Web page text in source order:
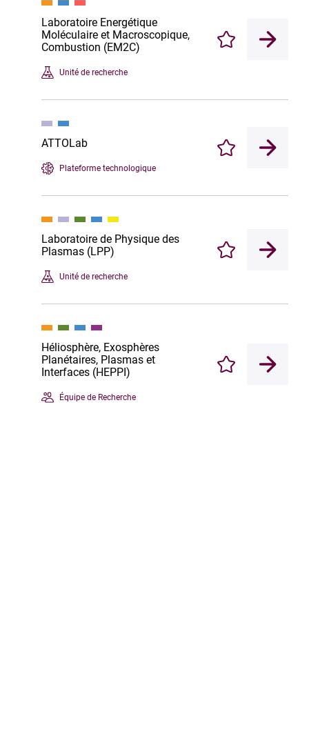
Laboratoire Energétique
Moléculaire et Macroscopique,
Combustion (EM2C)
Unité de recherche
Enregistrer
ATTOLab
Plateforme technologique
Enregistrer
Laboratoire de Physique des
Plasmas (LPP)
Unité de recherche
Enregistrer
Héliosphère, Exosphères
Planétaires, Plasmas et
Interfaces (HEPPI)
Équipe de Recherche
Enregistrer